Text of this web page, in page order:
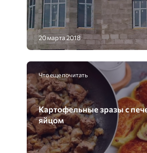
20 марта 2018
Что еще почитать
Картофельные зразы с
яйцом